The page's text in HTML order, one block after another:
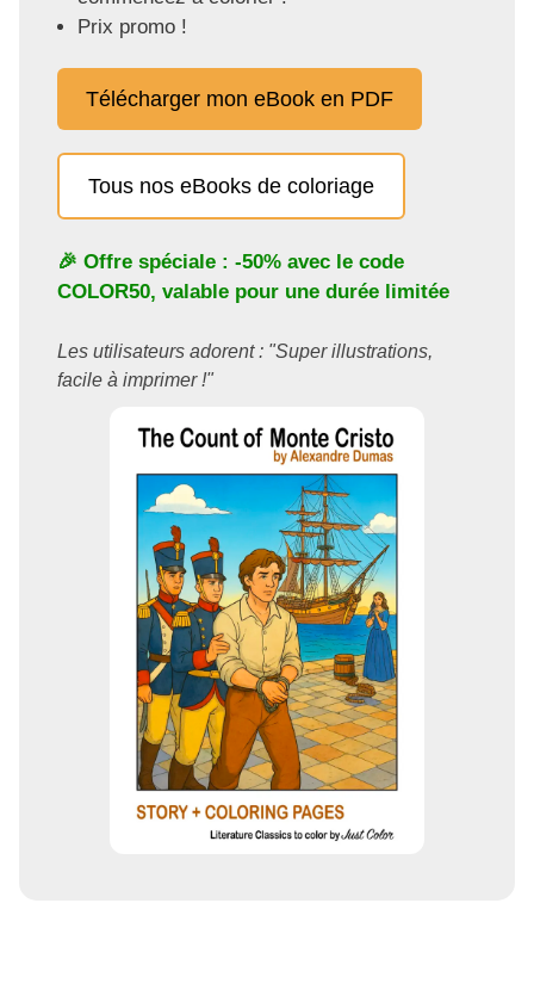
Prix promo !
Télécharger mon eBook en PDF
Tous nos eBooks de coloriage
🎉 Offre spéciale : -50% avec le code
COLOR50, valable pour une durée limitée
Les utilisateurs adorent : "Super illustrations,
facile à imprimer !"